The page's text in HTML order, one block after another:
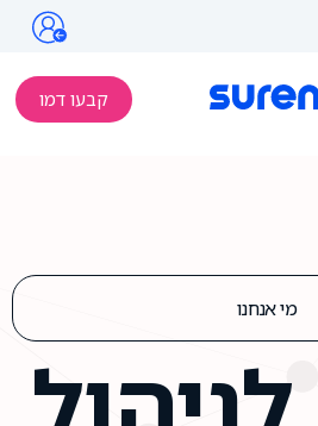
קבעו דמו
מי אנחנו